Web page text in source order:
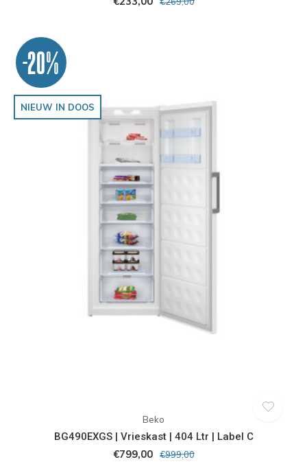
-20%
NIEUW IN DOOS
Beko
BG490EXGS | Vrieskast | 404 Ltr | Label C
€799,00 €999,00